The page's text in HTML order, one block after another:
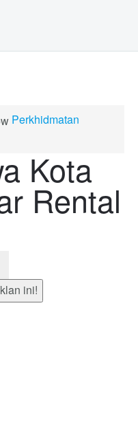
Perkhidmatan
Kota
Rental
ini!